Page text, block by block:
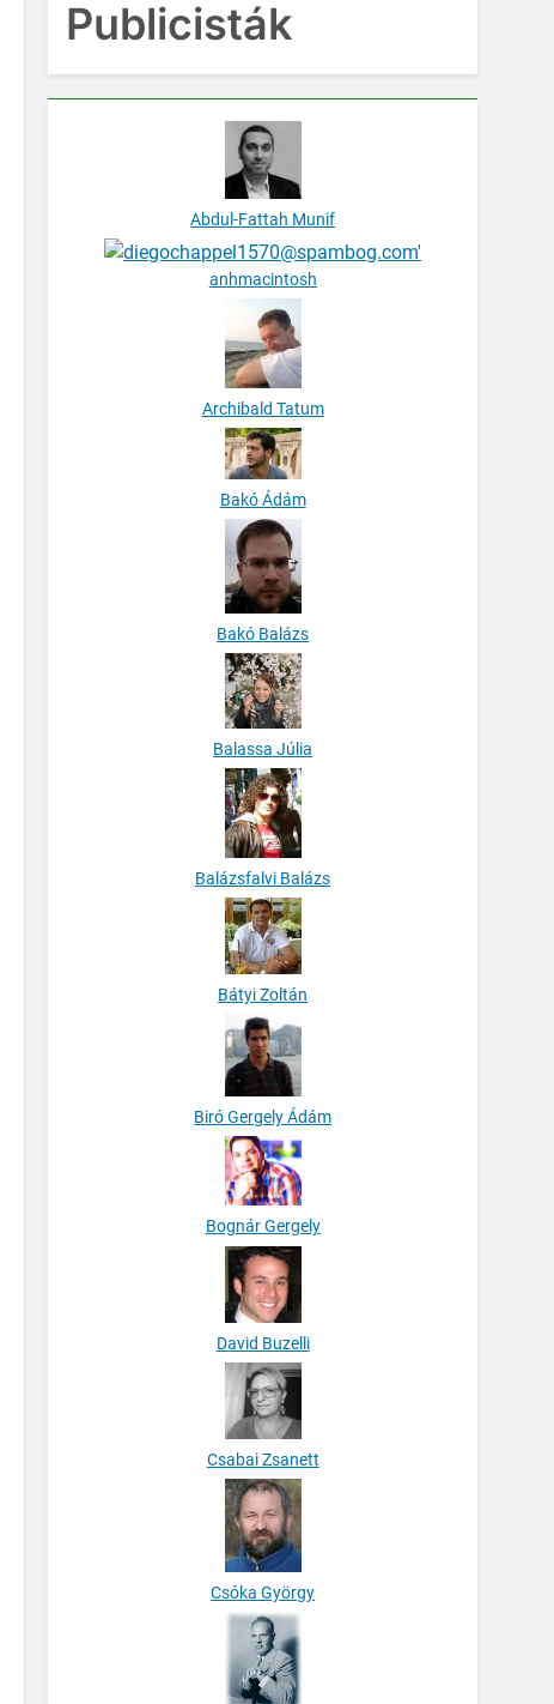
Publicisták
Abdul-Fattah Munif
anhmacintosh
Archibald Tatum
Bakó Ádám
Bakó Balázs
Balassa Júlia
Balázsfalvi Balázs
Bátyi Zoltán
Biró Gergely Ádám
Bognár Gergely
David Buzelli
Csabai Zsanett
Csóka György